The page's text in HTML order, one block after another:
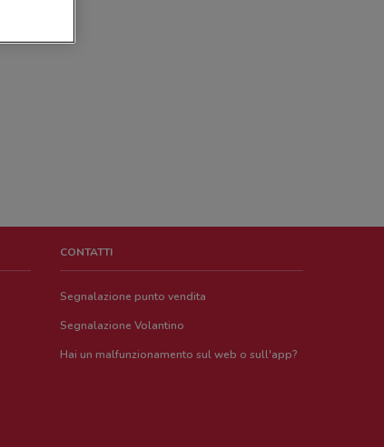
CONTATTI
Segnalazione punto vendita
Segnalazione Volantino
Hai un malfunzionamento sul web o sull'app?